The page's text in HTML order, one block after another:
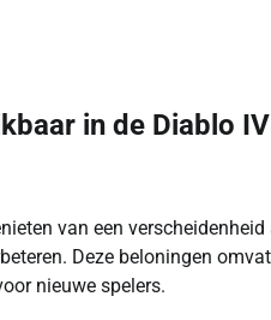
in de Diablo
van een
Deze beloningen
nieuwe spelers.